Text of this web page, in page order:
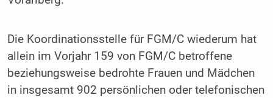
Die Koordinationsstelle für FGM/C wiederum hat
allein im Vorjahr 159 von FGM/C betroffene
beziehungsweise bedrohte Frauen und Mädchen
in insgesamt 902 persönlichen oder telefonischen